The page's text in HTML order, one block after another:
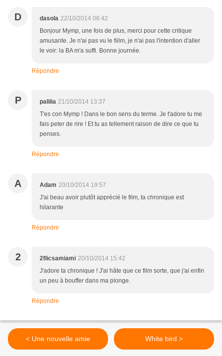
D dasola 22/10/2014 06:42
Bonjour Mymp, une fois de plus, merci pour cette critique
amusante. Je n'ai pas vu le fiilm, je n'ai pas l'intention d'aller
le voir: la BA m'a suffi. Bonne journée.
Répondre
P palilia 21/10/2014 13:37
T'es con Mymp ! Dans le bon sens du terme. Je t'adore tu me
fais peter de rire ! Et tu as tellement raison de dire ce que tu
penses.
Répondre
A Adam 20/10/2014 19:57
J'ai beau avoir plutôt apprécié le film, ta chronique est
hilarante
Répondre
2 2flicsamiami 20/10/2014 15:42
J'adore ta chronique ! J'ai hâte que ce film sorte, que j'ai enfin
un peu à bouffer dans ma plonge.
Répondre
< Une nouvelle amie White bird >